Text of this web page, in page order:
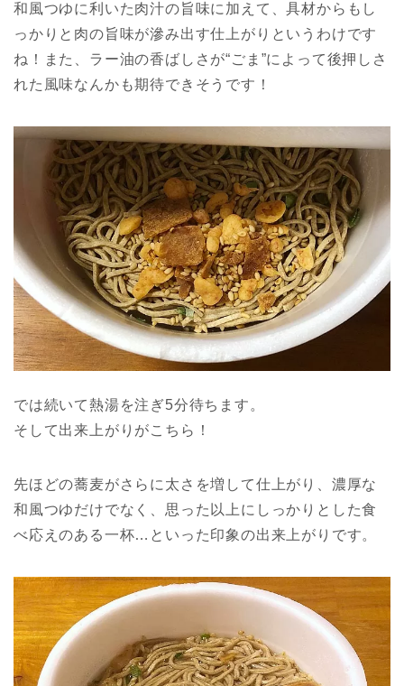
和風つゆに利いた肉汁の旨味に加えて、具材からもし
っかりと肉の旨味が滲み出す仕上がりというわけです
ね！また、ラー油の香ばしさが“ごま”によって後押しさ
れた風味なんかも期待できそうです！
では続いて熱湯を注ぎ5分待ちます。
そして出来上がりがこちら！
先ほどの蕎麦がさらに太さを増して仕上がり、濃厚な
和風つゆだけでなく、思った以上にしっかりとした食
べ応えのある一杯…といった印象の出来上がりです。